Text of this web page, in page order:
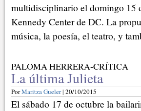
multidisciplinario el domingo 15
Kennedy Center de DC. La
música, la poesía, el teatro, y
PALOMA HERRERA-CRÍTICA
La última Julieta
PorMaritza Gueler| 20/10/2015
El sábado 17 de octubre la